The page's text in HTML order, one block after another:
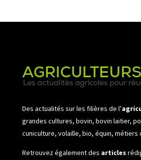
Des actualités sur les filières de l’
grandes cultures, bovin, bovin laitier,
cuniculture, volaille, bio, équin, métiers
Retrouvez également des articles